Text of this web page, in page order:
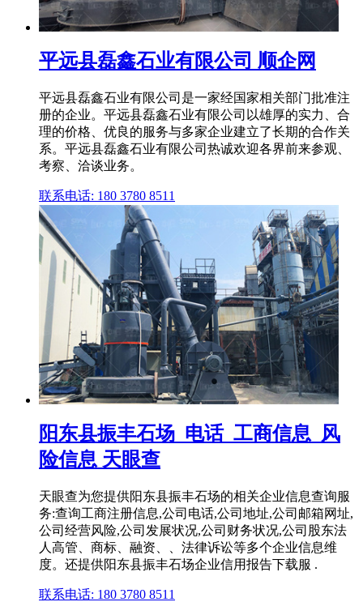
平远县磊鑫石业有限公司 顺企网
平远县磊鑫石业有限公司是一家经国家相关部门批准注
册的企业。平远县磊鑫石业有限公司以雄厚的实力、合
理的价格、优良的服务与多家企业建立了长期的合作关
系。平远县磊鑫石业有限公司热诚欢迎各界前来参观、
考察、洽谈业务。
联系电话: 180 3780 8511
阳东县振丰石场_电话_工商信息_风
险信息 天眼查
天眼查为您提供阳东县振丰石场的相关企业信息查询服
务:查询工商注册信息,公司电话,公司地址,公司邮箱网址,
公司经营风险,公司发展状况,公司财务状况,公司股东法
人高管、商标、融资、、法律诉讼等多个企业信息维
度。还提供阳东县振丰石场企业信用报告下载服 .
联系电话: 180 3780 8511